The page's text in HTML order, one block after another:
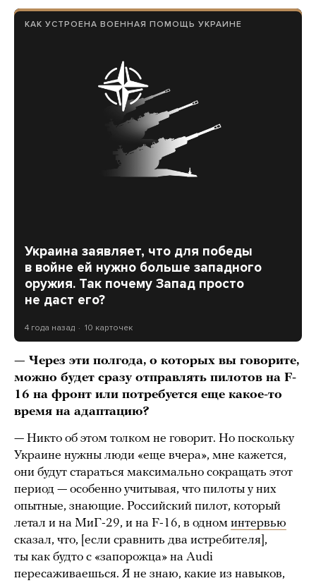
КАК УСТРОЕНА ВОЕННАЯ ПОМОЩЬ УКРАИНЕ
Украина заявляет, что для победы
в войне ей нужно больше западного
оружия. Так почему Запад просто
не даст его?
4 года назад 10 карточек
— Через эти полгода, о которых вы говорите,
можно будет сразу отправлять пилотов на F-
16 на фронт или потребуется еще какое-то
время на адаптацию?
— Никто об этом толком не говорит. Но поскольку
Украине нужны люди «еще вчера», мне кажется,
они будут стараться максимально сокращать этот
период — особенно учитывая, что пилоты у них
опытные, знающие. Российский пилот, который
летал и на МиГ-29, и на F-16, в одном интервью
сказал, что, [если сравнить два истребителя],
ты как будто с «запорожца» на Audi
пересаживаешься. Я не знаю, какие из навыков,